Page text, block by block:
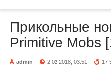
Прикольные
Primitive Mobs
admin 2.02.2018, 03:51 17